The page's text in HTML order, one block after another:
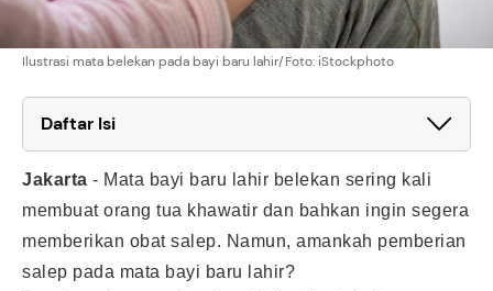
Ilustrasi mata belekan pada bayi baru lahir/Foto: iStockphoto
Daftar Isi
Jakarta - Mata bayi baru lahir belekan sering kali
membuat orang tua khawatir dan bahkan ingin segera
memberikan obat salep. Namun, amankah pemberian
salep pada mata bayi baru lahir?